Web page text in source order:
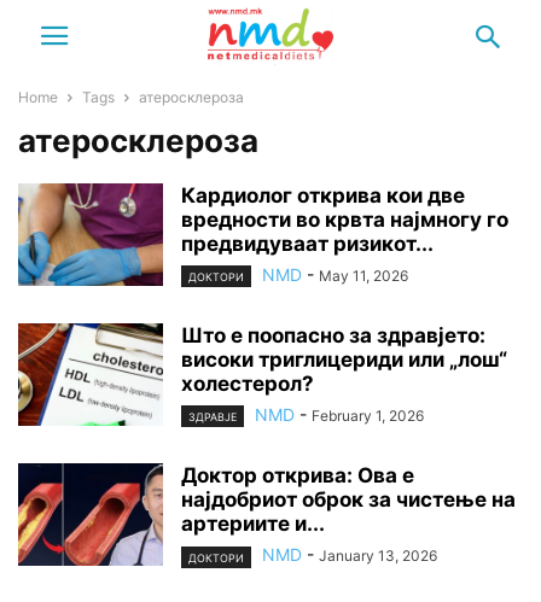
Home Tags атеросклероза
атеросклероза
Кардиолог открива кои две
вредности во крвта најмногу го
предвидуваат ризикот...
ДОКТОРИ NMD - May 11, 2026
Што е поопасно за здравјето:
високи триглицериди или „лош“
холестерол?
ЗДРАВЈЕ NMD - February 1, 2026
Доктор открива: Ова е
најдобриот оброк за чистење на
артериите и...
ДОКТОРИ NMD - January 13, 2026